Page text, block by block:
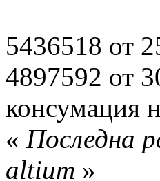
5436518 от
4897592 от
консумация
« Последна
altium »